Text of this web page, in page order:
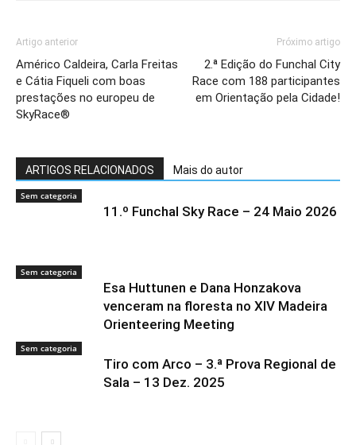
Artigo anterior
Américo Caldeira, Carla Freitas
e Cátia Fiqueli com boas
prestações no europeu de
SkyRace®
Próximo artigo
2.ª Edição do Funchal City
Race com 188 participantes
em Orientação pela Cidade!
ARTIGOS RELACIONADOS Mais do autor
Sem categoria
11.º Funchal Sky Race – 24 Maio 2026
Sem categoria
Esa Huttunen e Dana Honzakova
venceram na floresta no XIV Madeira
Orienteering Meeting
Sem categoria
Tiro com Arco – 3.ª Prova Regional de
Sala – 13 Dez. 2025